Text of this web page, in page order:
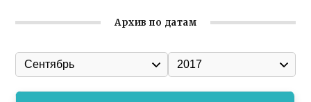
Архив по датам